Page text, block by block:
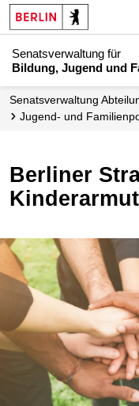
Senatsverwaltung für
Bildung, Jugend und
Senats­verwaltung
Jugend- und
Berliner Strategie gegen
Kinderarmut